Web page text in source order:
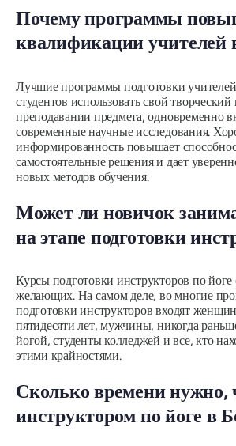
Почему программы
квалификации учителей
Лучшие программы подготовки
студентов использовать свой творческий
преподавании предмета, одновременно
современные научные исследования.
информированность повышает
самостоятельные решения и дает
новых методов обучения.
Может ли новичок
на этапе подготовки
Курсы подготовки инструкторов по
желающих. На самом деле, во многие
подготовки инструкторов входят
пятидесяти лет, мужчины, никогда
йогой, студенты колледжей и все, кто
этими крайностями.
Сколько времени нужно,
инструктором по йоге в